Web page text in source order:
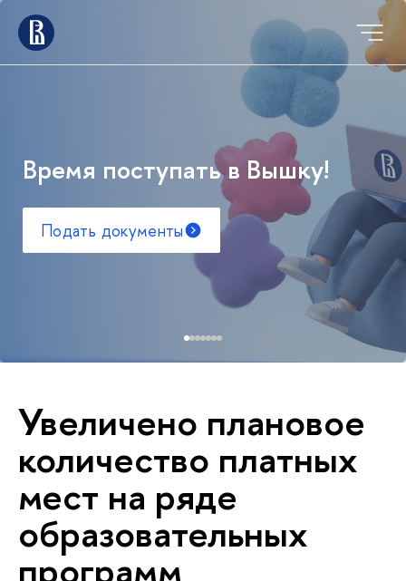
Время поступать в Вышку!
Подать документы
Увеличено плановое
количество платных
мест на ряде
образовательных
программ